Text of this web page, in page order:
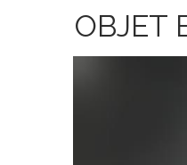
OBJET